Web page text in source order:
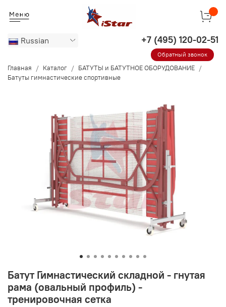
Russian
Обратный звонок
Главная Каталог
БАТУТЫ и БАТУТНОЕ ОБОРУДОВАНИЕ
Батуты гимнастические спортивные
Батут Гимнастический складной - гнутая
рама (овальный профиль) -
тренировочная сетка